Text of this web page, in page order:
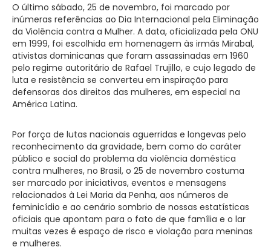
O último sábado, 25 de novembro, foi marcado por
inúmeras referências ao Dia Internacional pela Eliminação
da Violência contra a Mulher. A data, oficializada pela ONU
em 1999, foi escolhida em homenagem às irmãs Mirabal,
ativistas dominicanas que foram assassinadas em 1960
pelo regime autoritário de Rafael Trujillo, e cujo legado de
luta e resistência se converteu em inspiração para
defensoras dos direitos das mulheres, em especial na
América Latina.
Por força de lutas nacionais aguerridas e longevas pelo
reconhecimento da gravidade, bem como do caráter
público e social do problema da violência doméstica
contra mulheres, no Brasil, o 25 de novembro costuma
ser marcado por iniciativas, eventos e mensagens
relacionados à Lei Maria da Penha, aos números de
feminicídio e ao cenário sombrio de nossas estatísticas
oficiais que apontam para o fato de que família e o lar
muitas vezes é espaço de risco e violação para meninas
e mulheres.